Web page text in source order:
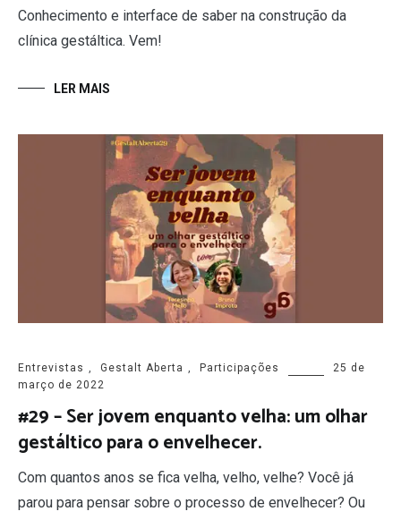
Conhecimento e interface de saber na construção da
clínica gestáltica. Vem!
LER MAIS
Entrevistas , Gestalt Aberta , Participações
25 de
março de 2022
#29 – Ser jovem enquanto velha: um olhar
gestáltico para o envelhecer.
Com quantos anos se fica velha, velho, velhe? Você já
parou para pensar sobre o processo de envelhecer? Ou